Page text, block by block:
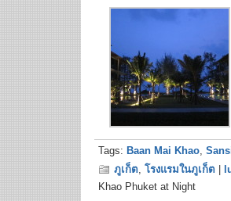
Tags: Baan Mai Khao,
ภูเก็ต, โรงแรมในภูเก็ต
Khao Phuket at Night